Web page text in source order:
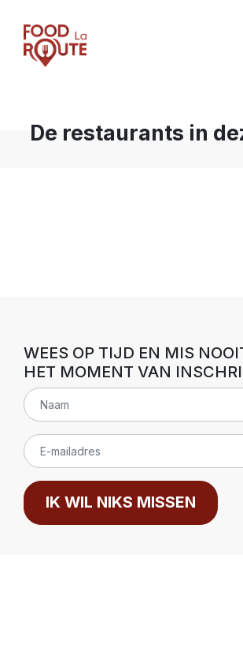
De restaurants in
WEES OP TIJD EN MIS
HET MOMENT VAN
IK WIL NIKS MISSEN